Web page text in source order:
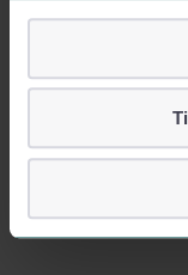
Om
Googles
Vi tar ditt
identifiserer deg,